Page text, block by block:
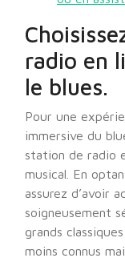
radio en
le blues.
Pour une
immersive du
station de radio
musical. En
assurez d’avoir
soigneusement
grands
moins connus